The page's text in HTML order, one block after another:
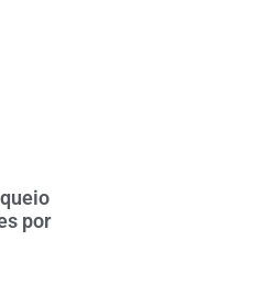
por